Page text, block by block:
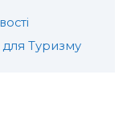
для Туризму